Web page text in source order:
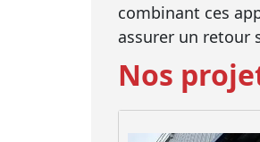
combinant ces
assurer un retour
Nos